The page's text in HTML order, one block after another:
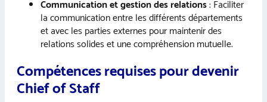
Communication et gestion des relations: Faciliter
la communication entre les différents départements
et avec les parties externes pour maintenir des
relations solides et une compréhension mutuelle.
Compétences requises pour devenir
Chief of Staff